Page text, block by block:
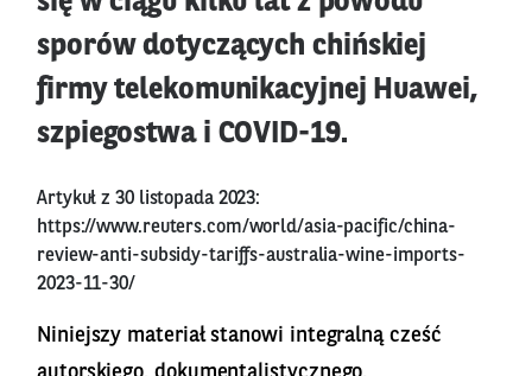
sporów dotyczących chińskiej
firmy telekomunikacyjnej Huawei,
szpiegostwa i COVID-19.
Artykuł z 30 listopada 2023:
https://www.reuters.com/world/asia-pacific/china-
review-anti-subsidy-tariffs-australia-wine-imports-
2023-11-30/
Niniejszy materiał stanowi integralną cześć